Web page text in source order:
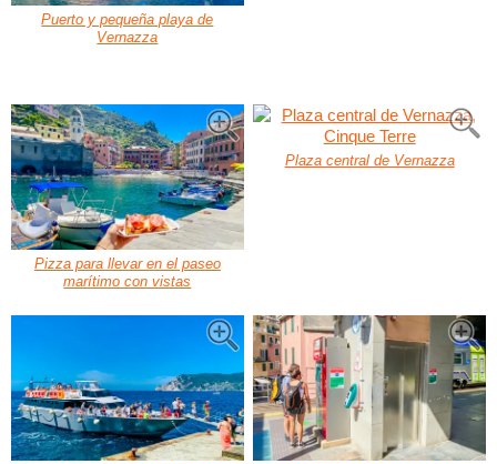
Puerto y pequeña playa de
Vernazza
Pizza para llevar en el paseo
marítimo con vistas
Plaza central de Vernazza